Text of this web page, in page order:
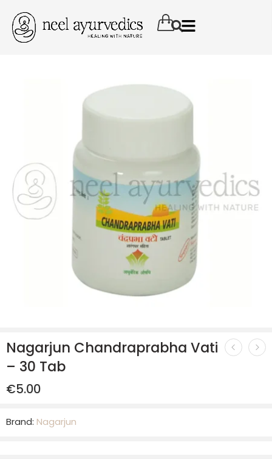
Nagarjun Chandraprabha Vati
– 30 Tab
€5.00
Brand: Nagarjun